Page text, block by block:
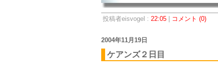
投稿者eisvogel : 22:05| コメント (0)
2004年11月19日
ケアンズ２日目